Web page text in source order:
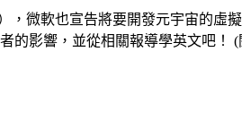
，微軟也宣告將要開發元宇宙的
的影響，並從相關報導學英文吧！ (